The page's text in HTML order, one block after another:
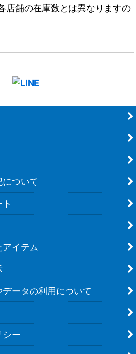
店舗の在庫数とは異なりますの
について
イテム
ータの利用について
シー